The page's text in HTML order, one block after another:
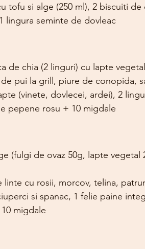
tofu si alge (250 ml), 2 biscuiti de
lingura seminte de dovleac
de chia (2 linguri) cu lapte
pui la grill, piure de conopida,
(vinete, dovlecei, ardei), 2
pepene rosu + 10 migdale
(fulgi de ovaz 50g, lapte
linte cu rosii, morcov, telina,
si spanac, 1 felie paine
migdale